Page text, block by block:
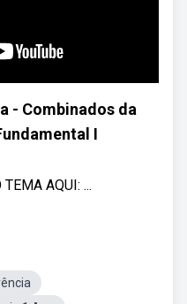
- Combinados da
I
AQUI: ...